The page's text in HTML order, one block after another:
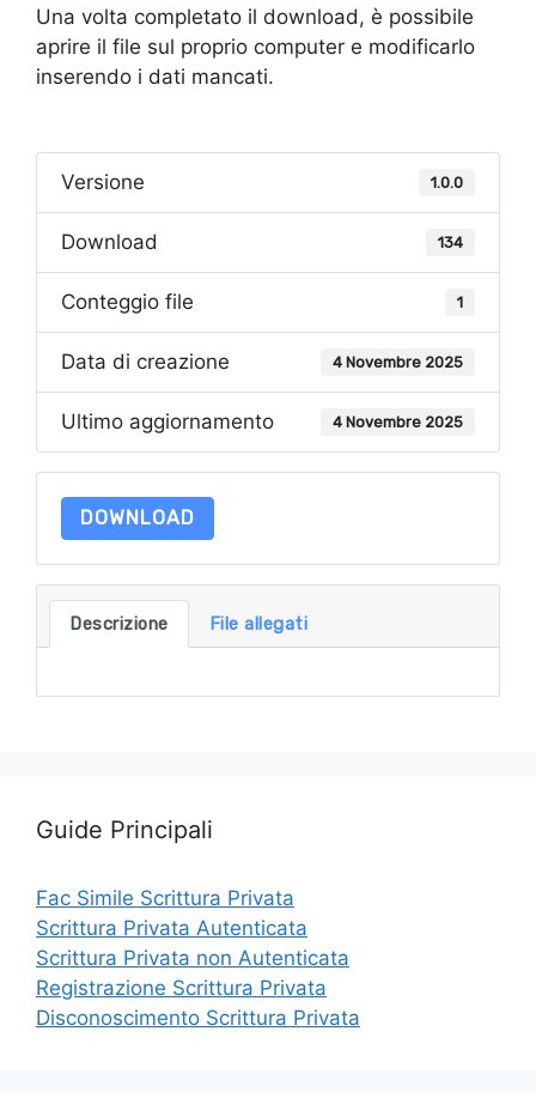
Una volta completato il download, è possibile
aprire il file sul proprio computer e modificarlo
inserendo i dati mancati.
Versione 1.0.0
Download 134
Conteggio file 1
Data di creazione 4 Novembre 2025
Ultimo aggiornamento 4 Novembre 2025
DOWNLOAD
Descrizione File allegati
Guide Principali
Fac Simile Scrittura Privata
Scrittura Privata Autenticata
Scrittura Privata non Autenticata
Registrazione Scrittura Privata
Disconoscimento Scrittura Privata